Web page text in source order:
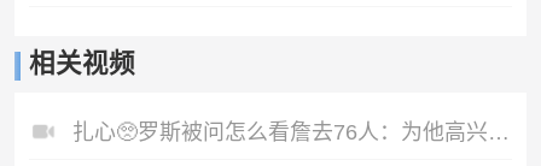
相关视频
扎心🥺罗斯被问怎么看詹去76人：为他高兴但篮球已不是我生活